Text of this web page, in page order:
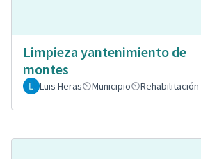
Limpieza yantenimiento de
montes
Luis Heras Municipio